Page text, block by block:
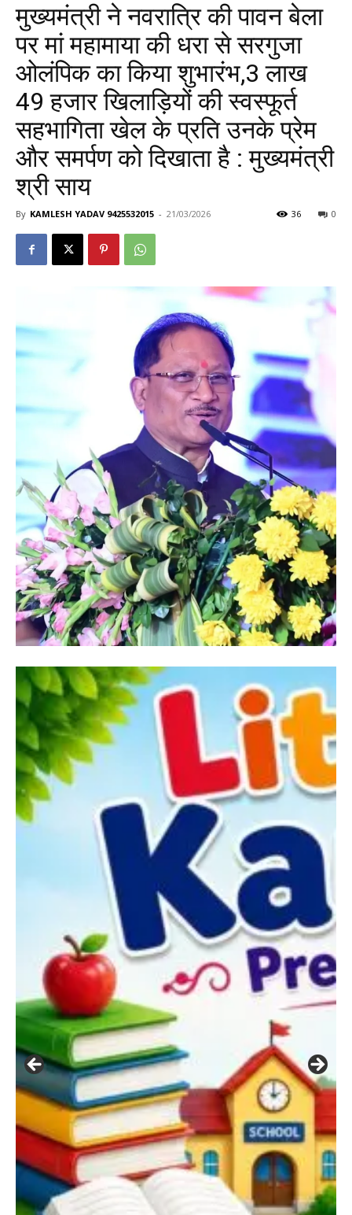
मुख्यमंत्री ने नवरात्रि की पावन बेला
पर मां महामाया की धरा से सरगुजा
ओलंपिक का किया शुभारंभ,3 लाख
49 हजार खिलाड़ियों की स्वस्फूर्त
सहभागिता खेल के प्रति उनके प्रेम
और समर्पण को दिखाता है : मुख्यमंत्री
श्री साय
By KAMLESH YADAV 9425532015 - 21/03/2026 0
36